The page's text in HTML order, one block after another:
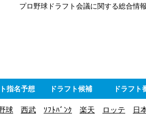
プロ野球ドラフト会議に関する総合情
指名予想 ドラフト候補 ドラフト
球 西武 ｿﾌﾄﾊﾞﾝｸ 楽天 ロッテ 日